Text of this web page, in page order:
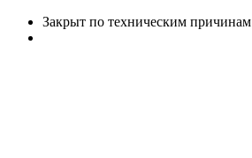
Закрыт по техническим причинам